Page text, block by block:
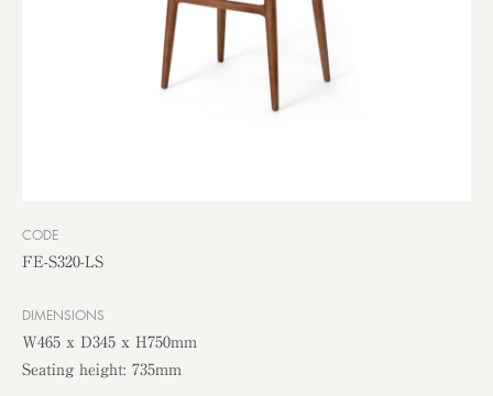
CODE
FE-S320-LS
DIMENSIONS
W465 x D345 x H750mm
Seating height: 735mm